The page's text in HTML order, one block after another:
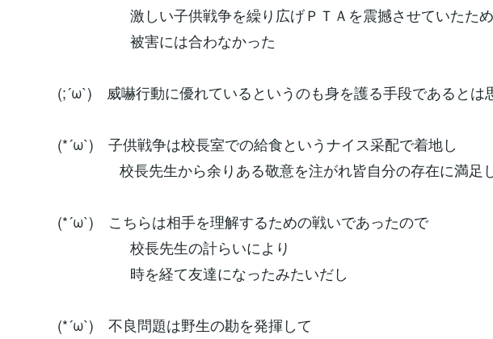
激しい子供戦争を繰り広げＰＴＡを震撼させていたため
被害には合わなかった
(;´ω`) 威嚇行動に優れているというのも身を護る手段であるとは
(*´ω`) 子供戦争は校長室での給食というナイス采配で着地し
校長先生から余りある敬意を注がれ皆自分の存在に満足
(*´ω`) こちらは相手を理解するための戦いであったので
校長先生の計らいにより
時を経て友達になったみたいだし
(*´ω`) 不良問題は野生の勘を発揮して